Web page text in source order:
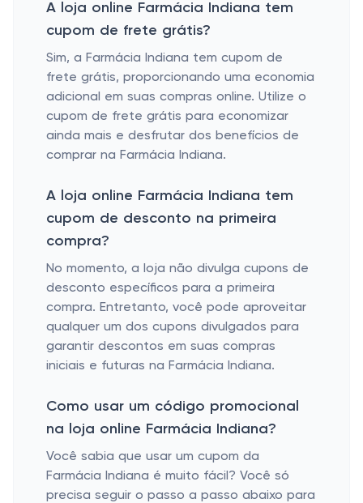
A loja online Farmácia Indiana tem
cupom de frete grátis?
Sim, a Farmácia Indiana tem cupom de
frete grátis, proporcionando uma economia
adicional em suas compras online. Utilize o
cupom de frete grátis para economizar
ainda mais e desfrutar dos benefícios de
comprar na Farmácia Indiana.
A loja online Farmácia Indiana tem
cupom de desconto na primeira
compra?
No momento, a loja não divulga cupons de
desconto específicos para a primeira
compra. Entretanto, você pode aproveitar
qualquer um dos cupons divulgados para
garantir descontos em suas compras
iniciais e futuras na Farmácia Indiana.
Como usar um código promocional
na loja online Farmácia Indiana?
Você sabia que usar um cupom da
Farmácia Indiana é muito fácil? Você só
precisa seguir o passo a passo abaixo para